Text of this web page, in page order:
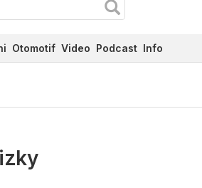
Otomotif Video Podcast Info